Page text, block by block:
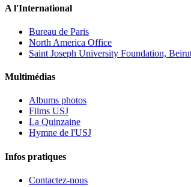
A l'International
Bureau de Paris
North America Office
Saint Joseph University Foundation,
Multimédias
Albums photos
Films USJ
La Quinzaine
Hymne de l'USJ
Infos pratiques
Contactez-nous